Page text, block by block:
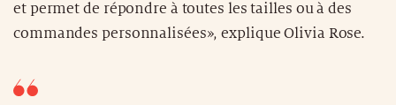
et permet de répondre à toutes les tailles ou à des
commandes personnalisées», explique Olivia Rose.